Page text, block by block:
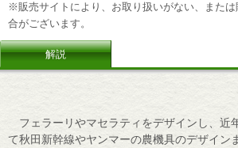
※販売サイトにより、お取り扱いがない、また
合がございます。
解説
フェラーリやマセラティをデザインし、近
て秋田新幹線やヤンマーの農機具のデザイン